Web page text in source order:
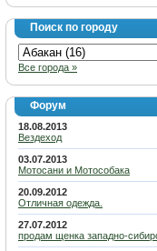
Поиск по городу
Все города »
Форум
18.08.2013
Вездеход
03.07.2013
Мотосани и Мотособака
20.09.2012
Отличная одежда.
27.07.2012
продам щенка западно-